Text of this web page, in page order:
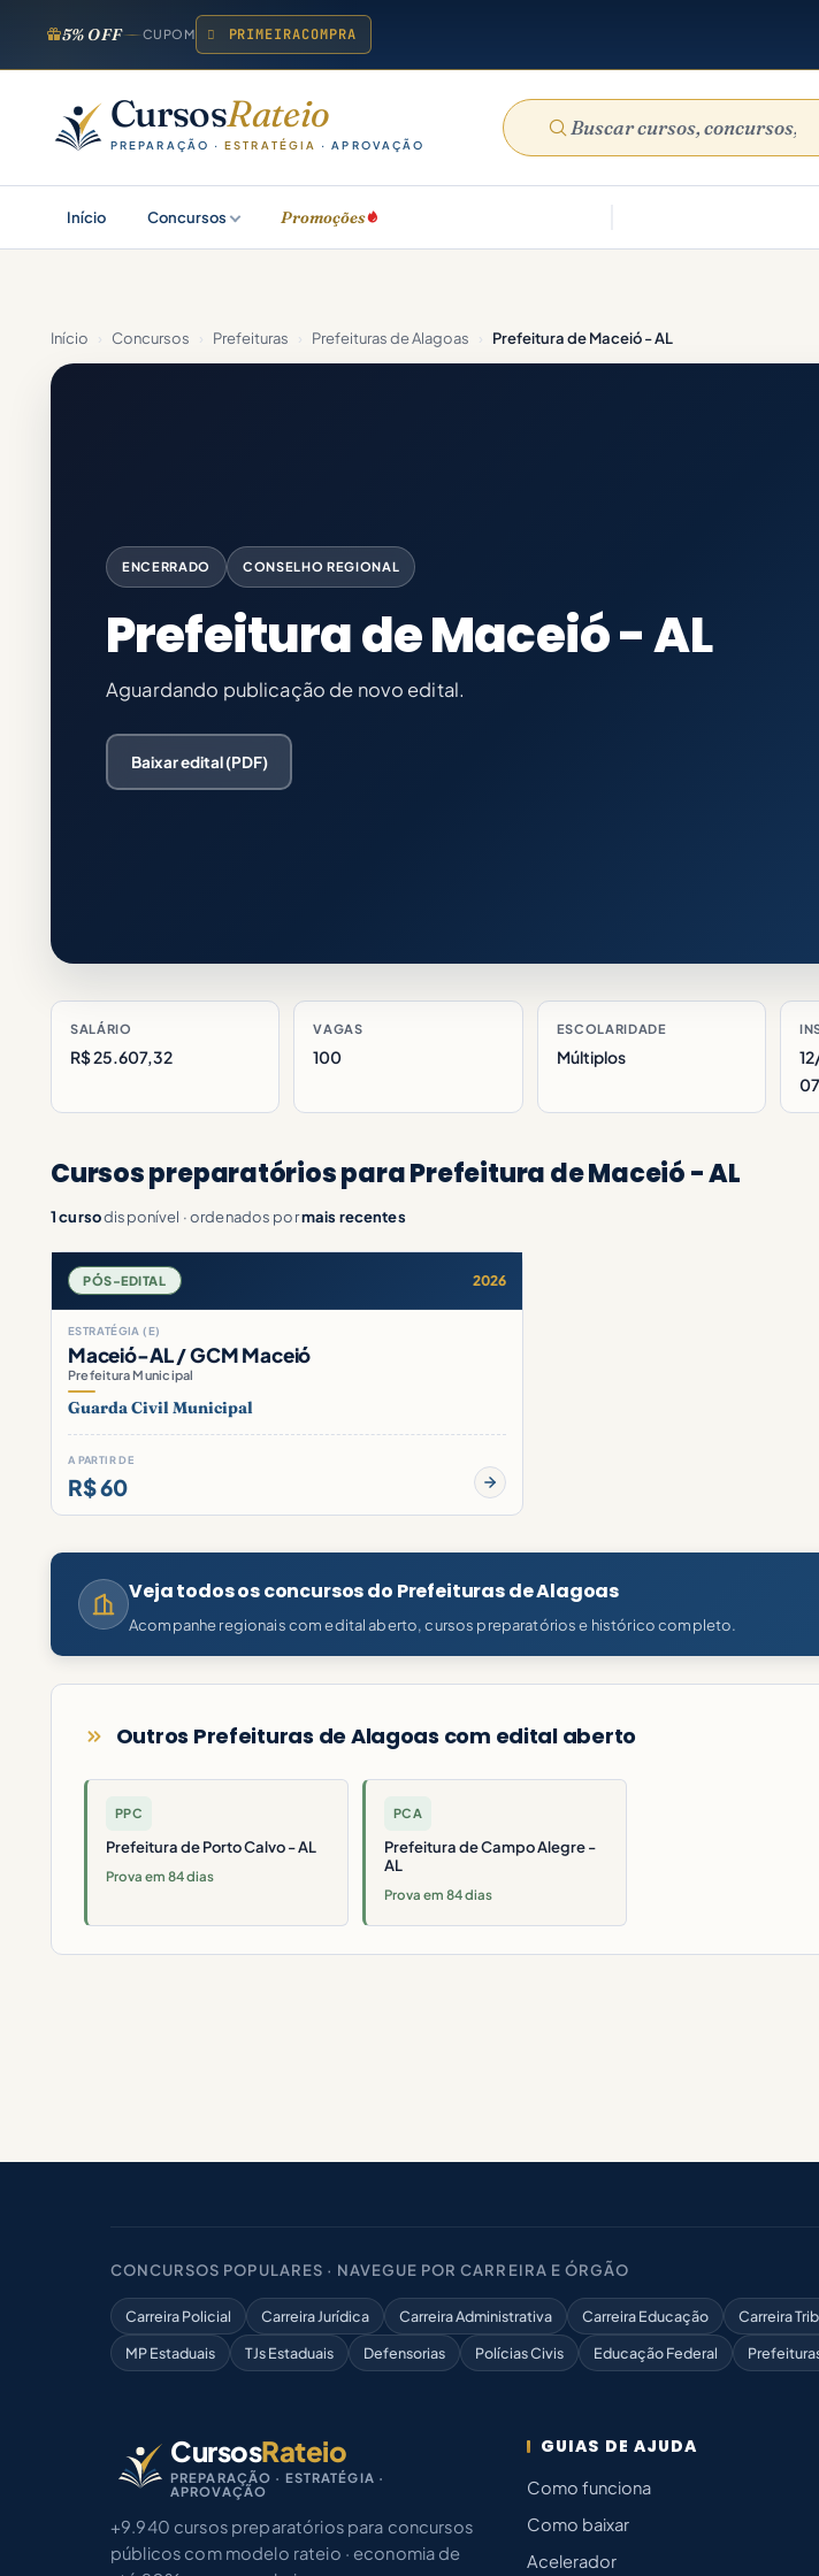
5% OFF CUPOM PRIMEIRACOMPRA
CursosRateio
PREPARAÇÃO ·ESTRATÉGIA · APROVAÇÃO
Início Concursos Promoções
Início › Concursos › Prefeituras › Prefeituras de Alagoas › Prefeitura de Maceió - AL
ENCERRADO CONSELHO REGIONAL
Prefeitura de Maceió - AL
Aguardando publicação de novo edital.
Baixar edital (PDF)
SALÁRIO
R$ 25.607,32
VAGAS
100
ESCOLARIDADE
Múltiplos
Cursos preparatórios para Prefeitura de Maceió - AL
1 cursodisponível · ordenados pormais recentes
PÓS-EDITAL 2026
ESTRATÉGIA (E)
Maceió-AL / GCM Maceió
Prefeitura Municipal
Guarda Civil Municipal
A PARTIR DE
R$ 60
Veja todos os concursos do Prefeituras de Alagoas
Acompanhe regionais com edital aberto, cursos preparatórios e histórico completo.
Outros Prefeituras de Alagoas com edital aberto
PPC
Prefeitura de Porto Calvo - AL
Prova em 84 dias
PCA
Prefeitura de Campo Alegre -
AL
Prova em 84 dias
CONCURSOS POPULARES · NAVEGUE POR CARREIRA E ÓRGÃO
Carreira Policial Carreira Jurídica Carreira Administrativa Carreira Educação Carreira
MP Estaduais
TJs Estaduais Defensorias Polícias Civis Educação Federal
CursosRateio
PREPARAÇÃO · ESTRATÉGIA ·
APROVAÇÃO
+9.940 cursos preparatórios para concursos
públicos com modelo rateio · economia de
GUIAS DE AJUDA
Como funciona
Como baixar
Acelerador